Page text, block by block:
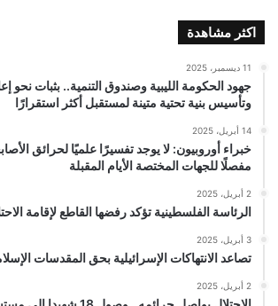
اكثر مشاهدة
11 ديسمبر، 2025
جهود الحكومة الليبية وصندوق التنمية.. بثبات نحو
وتأسيس بنية تحتية متينة لمستقبل أكثر استقرارًا
14 أبريل، 2025
خبراء أوروبيون: لا يوجد تفسيرًا علميًا لحرائق
مفصلًا للجهات المختصة الأيام المقبلة
2 أبريل، 2025
الرئاسة الفلسطينية تؤكد رفضها القاطع لإقامة
3 أبريل، 2025
تصاعد الانتهاكات الإسرائيلية بحق المقدسات
2 أبريل، 2025